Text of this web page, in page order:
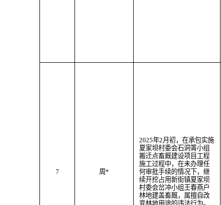
7 周*
2025年2月初，在承包实施
夏家坝村委会石洞箐小组
搬迁点畜厩建设项目工程
施工过程中，在未办理任
何审批手续的情况下，继
续开挖占用新街镇夏家坝
村委会岔冲小组王春燕户
林地建盖畜厩，属擅自改
变林地用途的违法行为。